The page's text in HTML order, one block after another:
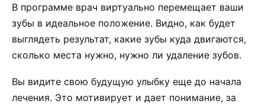
В программе врач виртуально перемещает ваши
зубы в идеальное положение. Видно, как будет
выглядеть результат, какие зубы куда двигаются,
сколько места нужно, нужно ли удаление зубов.
Вы видите свою будущую улыбку еще до начала
лечения. Это мотивирует и дает понимание, за